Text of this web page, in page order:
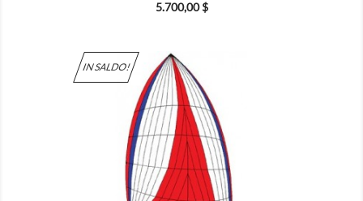
Prezzo
5.700,00 $
IN SALDO!
